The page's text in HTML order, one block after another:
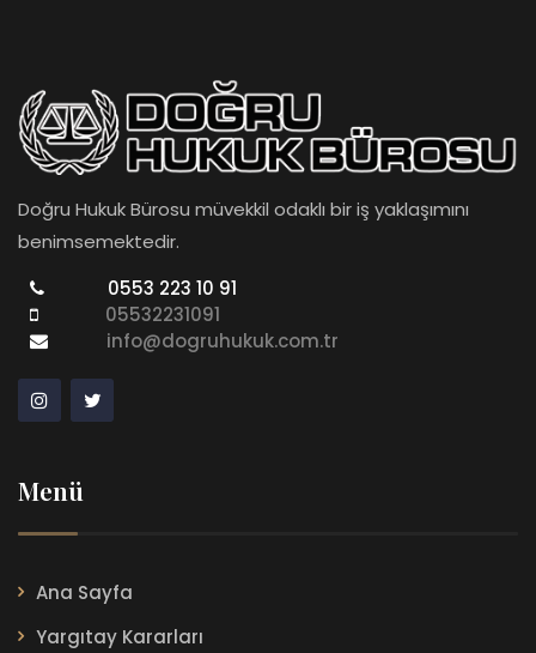
Doğru Hukuk Bürosu müvekkil odaklı bir iş yaklaşımını
benimsemektedir.
0553 223 10 91
05532231091
info@dogruhukuk.com.tr
Menü
Ana Sayfa
Yargıtay Kararları